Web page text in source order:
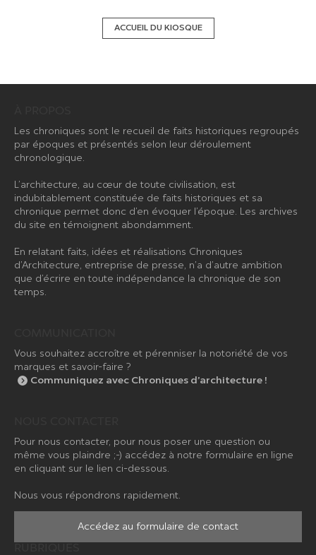
ACCUEIL DU KIOSQUE
Les chroniques sont le recueil de faits historiques regroupés
par époques et présentés selon leur déroulement
chronologique.
L’architecture, au cœur de toute civilisation, est
indubitablement constituée de faits historiques et sa
chronique permet donc d’en évoquer l’époque. Les archives
du site en témoignent abondamment.
En relatant faits, idées et réalisations Chroniques
d’Architecture, entreprise de presse, n’a d’autre ambition
que d’écrire en toute indépendance la chronique de son
temps.
Vous souhaitez accroître et pérenniser la notoriété de vos
marques et savoir-faire ?
Communiquez avec Chroniques d’architecture !
Pour nous contacter, pour nous poser une question ou
même vous plaindre ;-) accédez à notre formulaire en ligne
en cliquant sur le lien ci-dessous.
Nous vous répondrons rapidement.
Accédez au formulaire de contact